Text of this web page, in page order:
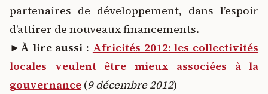
partenaires de développement, dans l’espoir
d’attirer de nouveaux financements.
►À lire aussi : Africités 2012: les collectivités
locales veulent être mieux associées à la
gouvernance (9 décembre 2012)